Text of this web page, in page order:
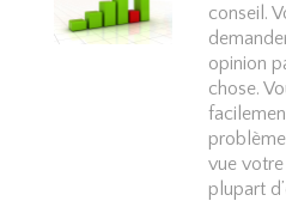
conseil.
opinion
chose.
vue
plupart